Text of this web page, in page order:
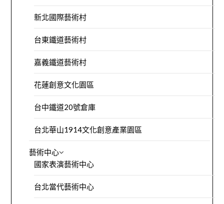
新北國際藝術村
台東鐵道藝術村
嘉義鐵道藝術村
花蓮創意文化園區
台中鐵道20號倉庫
台北華山1914文化創意產業園區
藝術中心
國家表演藝術中心
台北當代藝術中心